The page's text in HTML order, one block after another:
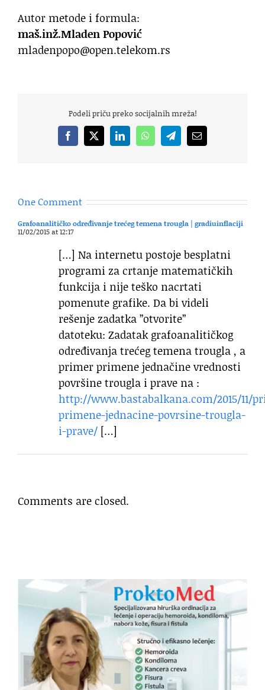
Autor metode i formula:
maš.inž.Mladen Popović
mladenpopo@open.telekom.rs
Podeli priču preko socijalnih mreža!
Facebook
X LinkedInWhatsAppTelegramEmail
One Comment
Grafoanalitičko određivanje trećeg temena trougla | gradiuinflaciji
11/02/2015 at 12:17
[…] Na internetu postoje besplatni
programi za crtanje matematičkih
funkcija i nije teško nacrtati
pomenute grafike. Da bi videli
rešenje zadatka ”otvorite”
datoteku: Zadatak grafoanalitičkog
određivanja trećeg temena trougla , a
primer primene jednačine vrednosti
površine trougla i prave na :
http://www.bastabalkana.com/2015/11/
primene-jednacine-povrsine-trougla-
i-prave/ […]
Comments are closed.